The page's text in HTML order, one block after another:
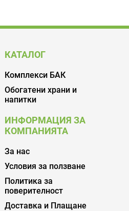
КАТАЛОГ
Комплекси БАК
Обогатени храни и
напитки
ИНФОРМАЦИЯ ЗА
КОМПАНИЯТА
За нас
Условия за ползване
Политика за
поверителност
Доставка и Плащане